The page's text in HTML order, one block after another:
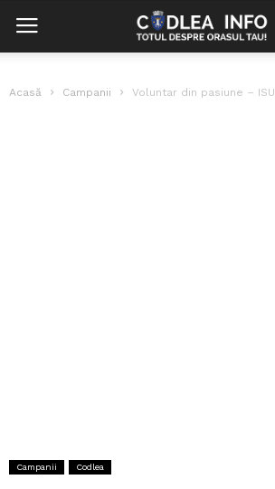
Acasă Campanii Voluntar din pasiune –
Campanii Codlea